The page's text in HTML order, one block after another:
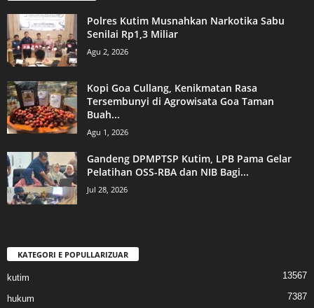
Polres Kutim Musnahkan Narkotika Sabu
Senilai Rp1,3 Miliar
Agu 2, 2026
Kopi Goa Cullang, Kenikmatan Rasa
Tersembunyi di Agrowisata Goa Taman
Buah...
Agu 1, 2026
Gandeng DPMPTSP Kutim, LPB Pama Gelar
Pelatihan OSS-RBA dan NIB Bagi...
Jul 28, 2026
KATEGORI E POPULLARIZUAR
kutim 13567
hukum 7387